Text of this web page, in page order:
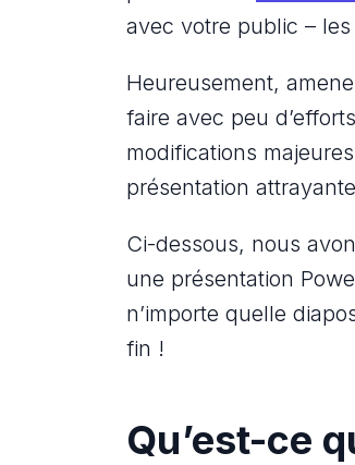
avec votre public –
Heureusement,
faire avec peu
modifications
présentation
Ci-dessous, nous
une présentation
n’importe quelle
fin !
Qu’est-ce